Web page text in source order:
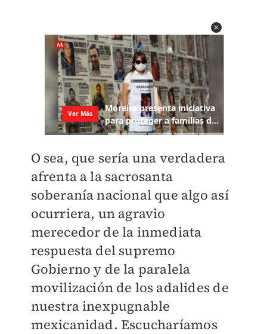
O sea, que sería una verdadera
afrenta a la sacrosanta
soberanía nacional que algo así
ocurriera, un agravio
merecedor de la inmediata
respuesta del supremo
Gobierno y de la paralela
movilización de los adalides de
nuestra inexpugnable
mexicanidad. Escucharíamos